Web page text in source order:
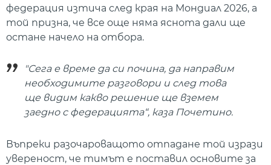
федерация изтича след края на Мондиал 2026, а
той призна, че все още няма яснота дали ще
остане начело на отбора.
"Сега е време да си почина, да направим
необходимите разговори и след това
ще видим какво решение ще вземем
заедно с федерацията“, каза Почетино.
Въпреки разочароващото отпадане той изрази
увереност, че тимът е поставил основите за